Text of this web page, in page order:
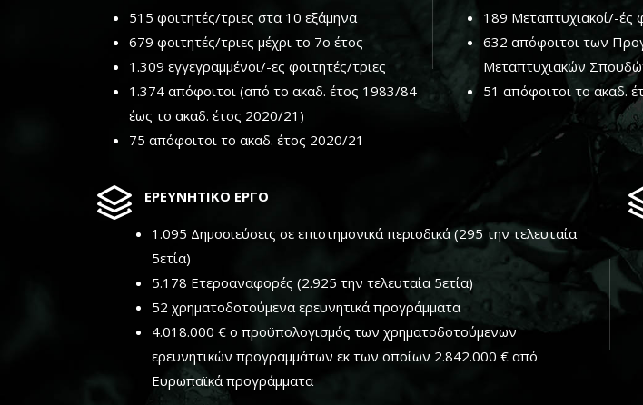
515 φοιτητές/τριες στα 10 εξάμηνα
679 φοιτητές/τριες μέχρι το 7ο έτος
1.309 εγγεγραμμένοι/-ες φοιτητές/τριες
1.374 απόφοιτοι (από το ακαδ. έτος 1983/84
έως το ακαδ. έτος 2020/21)
75 απόφοιτοι το ακαδ. έτος 2020/21
189 Μεταπτυχιακοί/-ές
632 απόφοιτοι των
Μεταπτυχιακών
51 απόφοιτοι το ακαδ.
ΕΡΕΥΝΗΤΙΚΟ ΕΡΓΟ
1.095 Δημοσιεύσεις σε επιστημονικά περιοδικά (295 την τελευταία
5ετία)
5.178 Ετεροαναφορές (2.925 την τελευταία 5ετία)
52 χρηματοδοτούμενα ερευνητικά προγράμματα
4.018.000 € ο προϋπολογισμός των χρηματοδοτούμενων
ερευνητικών προγραμμάτων εκ των οποίων 2.842.000 € από
Ευρωπαϊκά προγράμματα